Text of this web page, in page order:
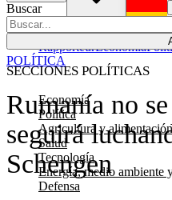
Buscar
SECCIONES POLÍTICAS
Economía
Política
Agricultura y alimentación
Salud
Tecnología
Energía, medio ambiente
Defensa
RapporteurEconomía
Rumanía no
seguirá
Schengen
POLÍTICA